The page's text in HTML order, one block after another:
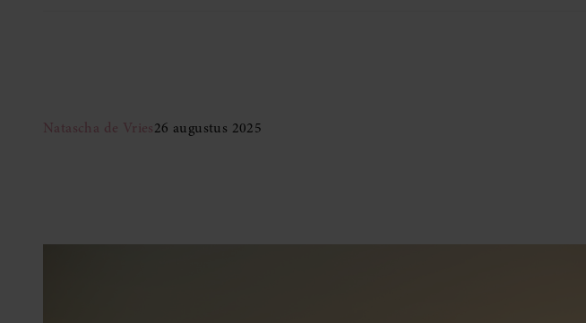
Natascha de Vries26 augustus 2025